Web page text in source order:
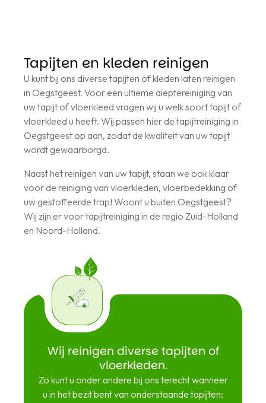
Tapijten en kleden reinigen
U kunt bij ons diverse tapijten of kleden laten reinigen
in Oegstgeest. Voor een ultieme dieptereiniging van
uw tapijt of vloerkleed vragen wij u welk soort tapijt of
vloerkleed u heeft. Wij passen hier de tapijtreiniging in
Oegstgeest op aan, zodat de kwaliteit van uw tapijt
wordt gewaarborgd.
Naast het reinigen van uw tapijt, staan we ook klaar
voor de reiniging van vloerkleden, vloerbedekking of
uw gestoffeerde trap! Woont u buiten Oegstgeest?
Wij zijn er voor tapijtreiniging in de regio Zuid-Holland
en Noord-Holland.
Wij reinigen diverse tapijten of
vloerkleden.
Zo kunt u onder andere bij ons terecht wanneer
u in het bezit bent van onderstaande tapijten: